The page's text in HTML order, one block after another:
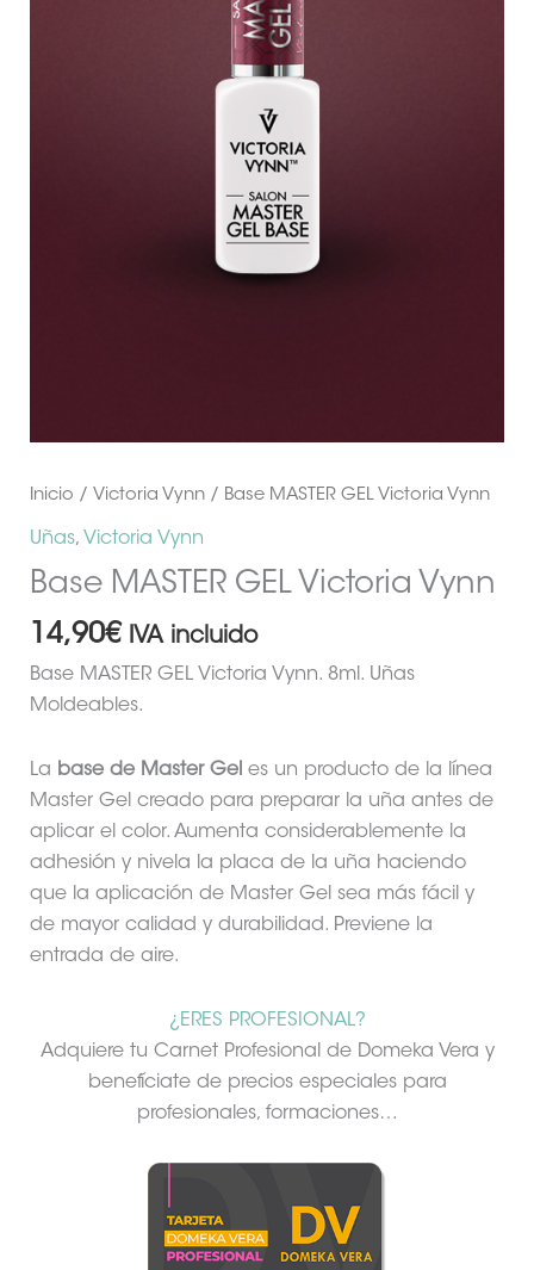
Inicio / Victoria Vynn/ Base MASTER GEL Victoria Vynn
Uñas, Victoria Vynn
Base MASTER GEL Victoria Vynn
14,90€ IVA incluido
Base MASTER GEL Victoria Vynn. 8ml. Uñas
Moldeables.
La base de Master Gel es un producto de la línea
Master Gel creado para preparar la uña antes de
aplicar el color. Aumenta considerablemente la
adhesión y nivela la placa de la uña haciendo
que la aplicación de Master Gel sea más fácil y
de mayor calidad y durabilidad. Previene la
entrada de aire.
¿ERES PROFESIONAL?
Adquiere tu Carnet Profesional de Domeka Vera y
benefíciate de precios especiales para
profesionales, formaciones…